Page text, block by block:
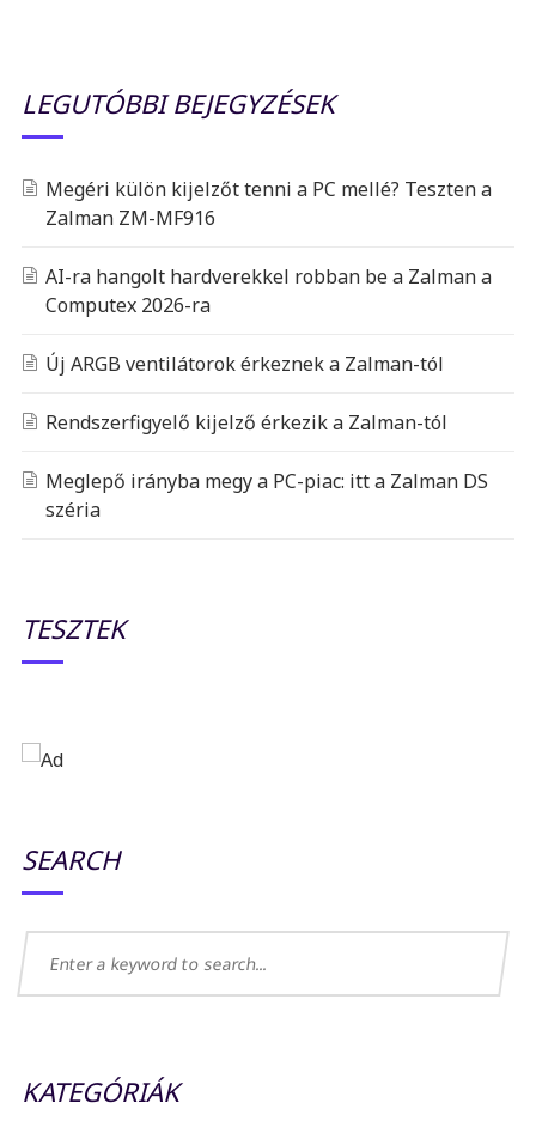
LEGUTÓBBI BEJEGYZÉSEK
Megéri külön kijelzőt tenni a PC mellé? Teszten a
Zalman ZM-MF916
AI-ra hangolt hardverekkel robban be a Zalman a
Computex 2026-ra
Új ARGB ventilátorok érkeznek a Zalman-tól
Rendszerfigyelő kijelző érkezik a Zalman-tól
Meglepő irányba megy a PC-piac: itt a Zalman DS
széria
TESZTEK
SEARCH
KATEGÓRIÁK